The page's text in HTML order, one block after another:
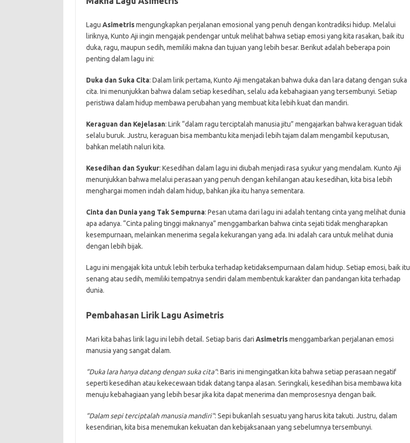
Lagu Asimetrismengungkapkan perjalanan emosional yang penuh dengan kontradiksi hidup. Melalui
liriknya, Kunto Aji ingin mengajak pendengar untuk melihat bahwa setiap emosi yang kita rasakan, baik itu
duka, ragu, maupun sedih, memiliki makna dan tujuan yang lebih besar. Berikut adalah beberapa poin
penting dalam lagu ini:
Duka dan Suka Cita: Dalam lirik pertama, Kunto Aji mengatakan bahwa duka dan lara datang dengan suka
cita. Ini menunjukkan bahwa dalam setiap kesedihan, selalu ada kebahagiaan yang tersembunyi. Setiap
peristiwa dalam hidup membawa perubahan yang membuat kita lebih kuat dan mandiri.
Keraguan dan Kejelasan: Lirik “dalam ragu terciptalah manusia jitu” mengajarkan bahwa keraguan tidak
selalu buruk. Justru, keraguan bisa membantu kita menjadi lebih tajam dalam mengambil keputusan,
bahkan melatih naluri kita.
Kesedihan dan Syukur: Kesedihan dalam lagu ini diubah menjadi rasa syukur yang mendalam. Kunto Aji
menunjukkan bahwa melalui perasaan yang penuh dengan kehilangan atau kesedihan, kita bisa lebih
menghargai momen indah dalam hidup, bahkan jika itu hanya sementara.
Cinta dan Dunia yang Tak Sempurna: Pesan utama dari lagu ini adalah tentang cinta yang melihat dunia
apa adanya. “Cinta paling tinggi maknanya” menggambarkan bahwa cinta sejati tidak mengharapkan
kesempurnaan, melainkan menerima segala kekurangan yang ada. Ini adalah cara untuk melihat dunia
dengan lebih bijak.
Lagu ini mengajak kita untuk lebih terbuka terhadap ketidaksempurnaan dalam hidup. Setiap emosi, baik itu
senang atau sedih, memiliki tempatnya sendiri dalam membentuk karakter dan pandangan kita terhadap
dunia.
Pembahasan Lirik Lagu Asimetris
Mari kita bahas lirik lagu ini lebih detail. Setiap baris dari Asimetrismenggambarkan perjalanan emosi
manusia yang sangat dalam.
“Duka lara hanya datang dengan suka cita”: Baris ini mengingatkan kita bahwa setiap perasaan negatif
seperti kesedihan atau kekecewaan tidak datang tanpa alasan. Seringkali, kesedihan bisa membawa kita
menuju kebahagiaan yang lebih besar jika kita dapat menerima dan memprosesnya dengan baik.
“Dalam sepi terciptalah manusia mandiri”: Sepi bukanlah sesuatu yang harus kita takuti. Justru, dalam
kesendirian, kita bisa menemukan kekuatan dan kebijaksanaan yang sebelumnya tersembunyi.